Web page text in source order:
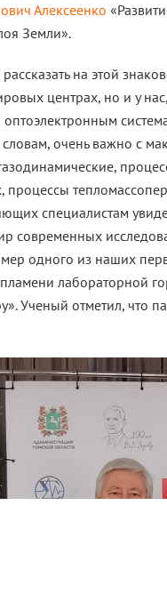
Алексеенко
Земли».
на этой
центрах, но и у
очень важно с
специалистам
современных
одного из наших
лабораторной
Ученый отметил, что